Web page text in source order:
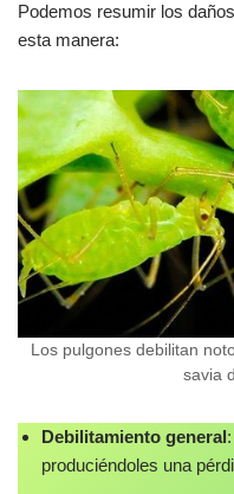
Podemos resumir los
esta manera:
Los pulgones debilitan
savia
Debilitamiento general
produciéndoles una